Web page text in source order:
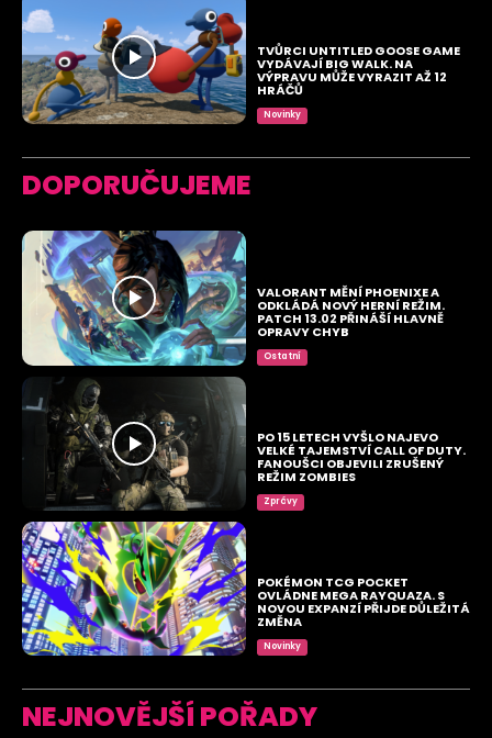
TVŮRCI UNTITLED GOOSE GAME
VYDÁVAJÍ BIG WALK. NA
VÝPRAVU MŮŽE VYRAZIT AŽ 12
HRÁČŮ
Novinky
DOPORUČUJEME
VALORANT MĚNÍ PHOENIXE A
ODKLÁDÁ NOVÝ HERNÍ REŽIM.
PATCH 13.02 PŘINÁŠÍ HLAVNĚ
OPRAVY CHYB
Ostatní
PO 15 LETECH VYŠLO NAJEVO
VELKÉ TAJEMSTVÍ CALL OF DUTY.
FANOUŠCI OBJEVILI ZRUŠENÝ
REŽIM ZOMBIES
Zprávy
POKÉMON TCG POCKET
OVLÁDNE MEGA RAYQUAZA. S
NOVOU EXPANZÍ PŘIJDE DŮLEŽITÁ
ZMĚNA
Novinky
NEJNOVĚJŠÍ POŘADY